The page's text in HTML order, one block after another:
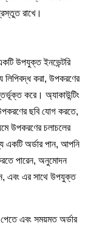
রাখে।
উপযুক্ত ইনভেন্টরি
করা, উপকরণের
করে। অ্যাকাউন্টিং
ছবি যোগ করতে,
উপকরণের চলাচলের
অর্ডার পান, আপনি
পারেন, অনুমোদন
এবং এর সাথে উপযুক্ত
এবং সময়মত অর্ডার